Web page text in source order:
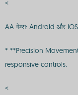
<
AA गेम्स: Android और
* **Precision
responsive controls.
<